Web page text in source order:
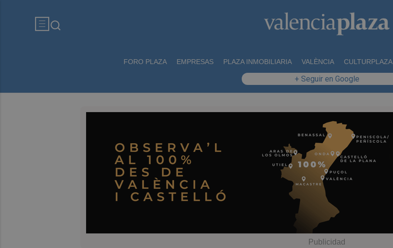
FORO PLAZA EMPRESAS PLAZA INMOBILIARIA VALÈNCIA CULTURPLAZA
+ Seguir en Google